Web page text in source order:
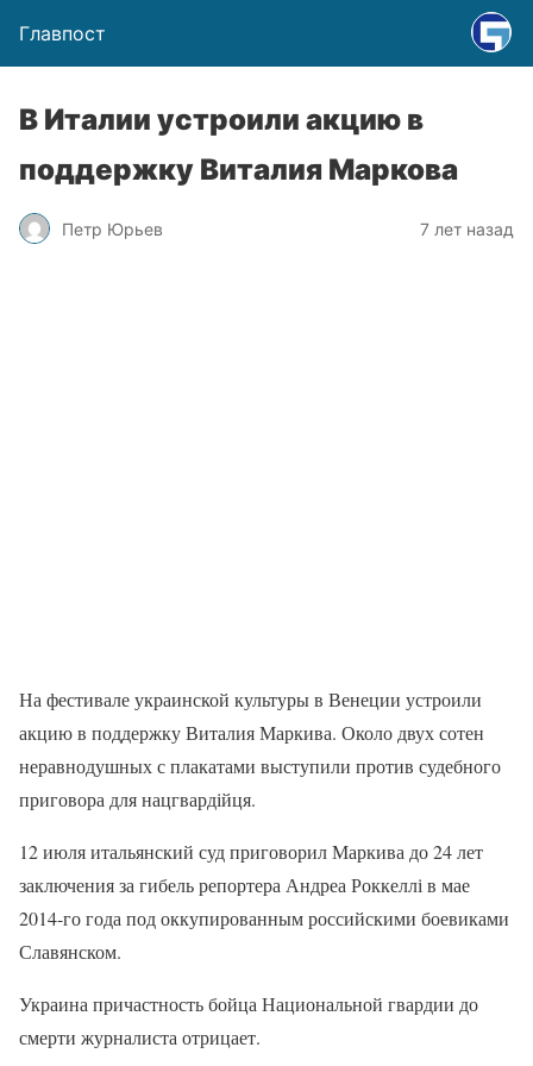
Главпост
В Италии устроили акцию в
поддержку Виталия Маркова
Петр Юрьев 7 лет назад
На фестивале украинской культуры в Венеции устроили
акцию в поддержку Виталия Маркива. Около двух сотен
неравнодушных с плакатами выступили против судебного
приговора для нацгвардійця.
12 июля итальянский суд приговорил Маркива до 24 лет
заключения за гибель репортера Андреа Роккеллі в мае
2014-го года под оккупированным российскими боевиками
Славянском.
Украина причастность бойца Национальной гвардии до
смерти журналиста отрицает.